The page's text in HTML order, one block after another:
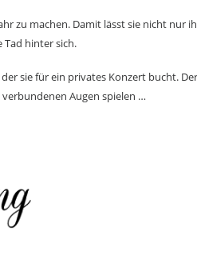
zu machen. Damit lässt sie nicht nur
Tad hinter sich.
sie für ein privates Konzert bucht.
Augen spielen …